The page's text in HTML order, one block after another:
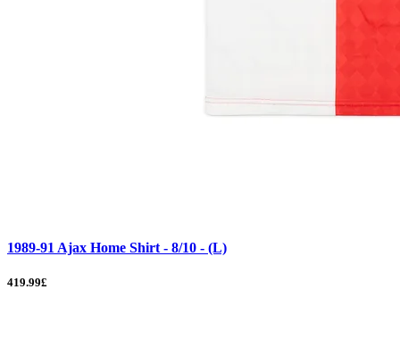
1989-91 Ajax Home Shirt - 8/10 - (L)
419.99£